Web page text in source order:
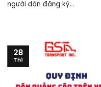
người dân đăng ký...
28
Th1